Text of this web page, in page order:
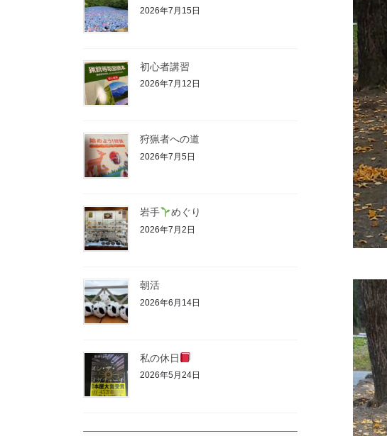
2026年7月15日
初心者講習
2026年7月12日
狩猟者への道
2026年7月5日
岩手 めぐり
2026年7月2日
朝活
2026年6月14日
私の休日
2026年5月24日